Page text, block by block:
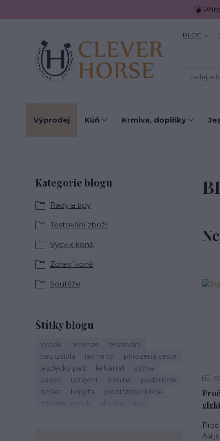
💣
BLOG
Výprodej Kůň Krmiva, doplňky
Kategorie blogu
Rady a tipy
Testování zboží
Výcvik koně
Zdraví koně
Soutěže
Štítky blogu
výcvik recenze
testování
bez udidla
jak na to
přirozená cesta
jezdecký pad
fellsattel
výživa
báseň
ustájení trénink
podbřišník
dečka
kopyta
problémoví koně
základní výcvik
důvěra
tipy
Asi